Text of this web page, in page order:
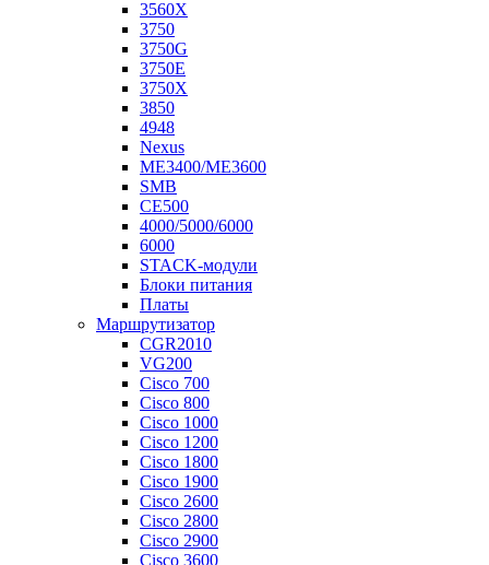
3560X
3750
3750G
3750E
3750X
3850
4948
Nexus
ME3400/ME3600
SMB
CE500
4000/5000/6000
6000
STACK-модули
Блоки питания
Платы
Маршрутизатор
CGR2010
VG200
Cisco 700
Cisco 800
Cisco 1000
Cisco 1200
Cisco 1800
Cisco 1900
Cisco 2600
Cisco 2800
Cisco 2900
Cisco 3600